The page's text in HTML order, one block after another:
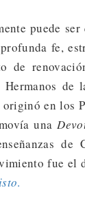
puede
fe,
de
Hermanos de
en los
una
fue el
.